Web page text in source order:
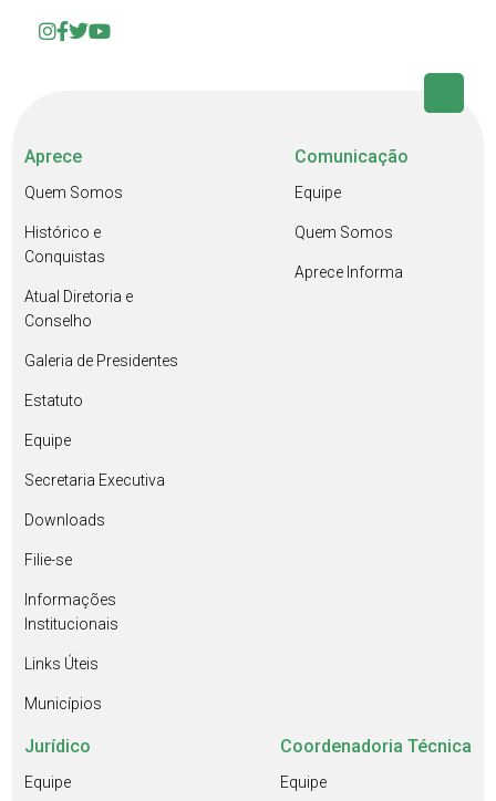
Aprece
Quem Somos
Histórico e
Conquistas
Atual Diretoria e
Conselho
Galeria de Presidentes
Estatuto
Equipe
Secretaria Executiva
Downloads
Filie-se
Informações
Institucionais
Links Úteis
Municípios
Comunicação
Equipe
Quem Somos
Aprece Informa
Jurídico
Equipe
Coordenadoria Técnica
Equipe